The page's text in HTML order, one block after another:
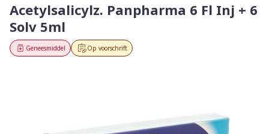
Acetylsalicylz. Panpharma 6 Fl Inj + 6
Solv 5ml
Op voorschrift
Geneesmiddel